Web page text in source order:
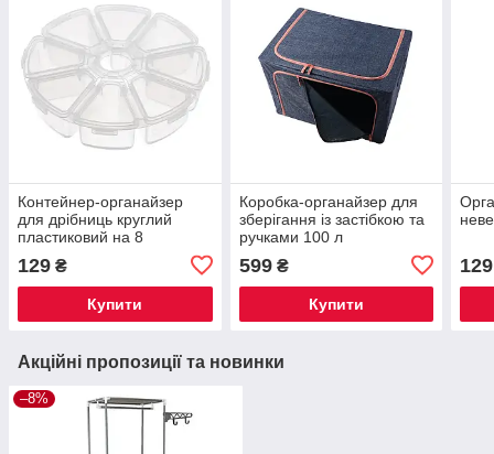
Контейнер-органайзер
для дрібниць круглий
пластиковий на 8
129 ₴
Купити
Коробка-органайзер для
зберігання із застібкою та
ручками 100 л
599₴
Купити
129
Акційні пропозиції та новинки
–8%